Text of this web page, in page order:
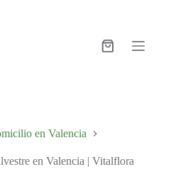
en Valencia
en Valencia | Vitalflora